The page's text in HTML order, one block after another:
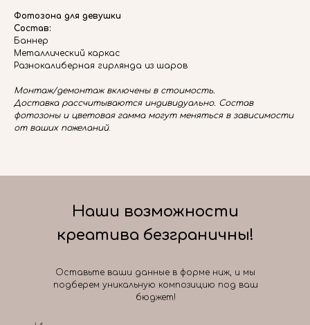
Фотозона для девушки
Состав:
Баннер
Металлический каркас
Разнокалиберная гирлянда из шаров
Монтаж/демонтаж включены в стоимость.
Доставка рассчитываются индивидуально. Состав
фотозоны и цветовая гамма могут меняться в зависимости
от ваших пожеланий.
Наши возможности
креатива безграничны!
Оставьте ваши данные в форме ниж, и мы
подберем уникальную композицию под ваш
бюджет!